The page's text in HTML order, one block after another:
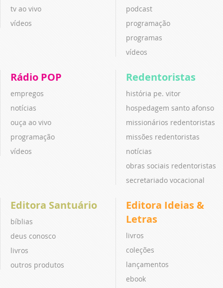
tv ao vivo
vídeos
podcast
programação
programas
vídeos
Rádio POP
empregos
notícias
ouça ao vivo
programação
vídeos
Redentoristas
história pe. vitor
hospedagem santo afonso
missionários redentoristas
missões redentoristas
notícias
obras sociais redentoristas
secretariado vocacional
Editora Santuário
bíblias
deus conosco
livros
outros produtos
Editora Ideias &
Letras
livros
coleções
lançamentos
ebook